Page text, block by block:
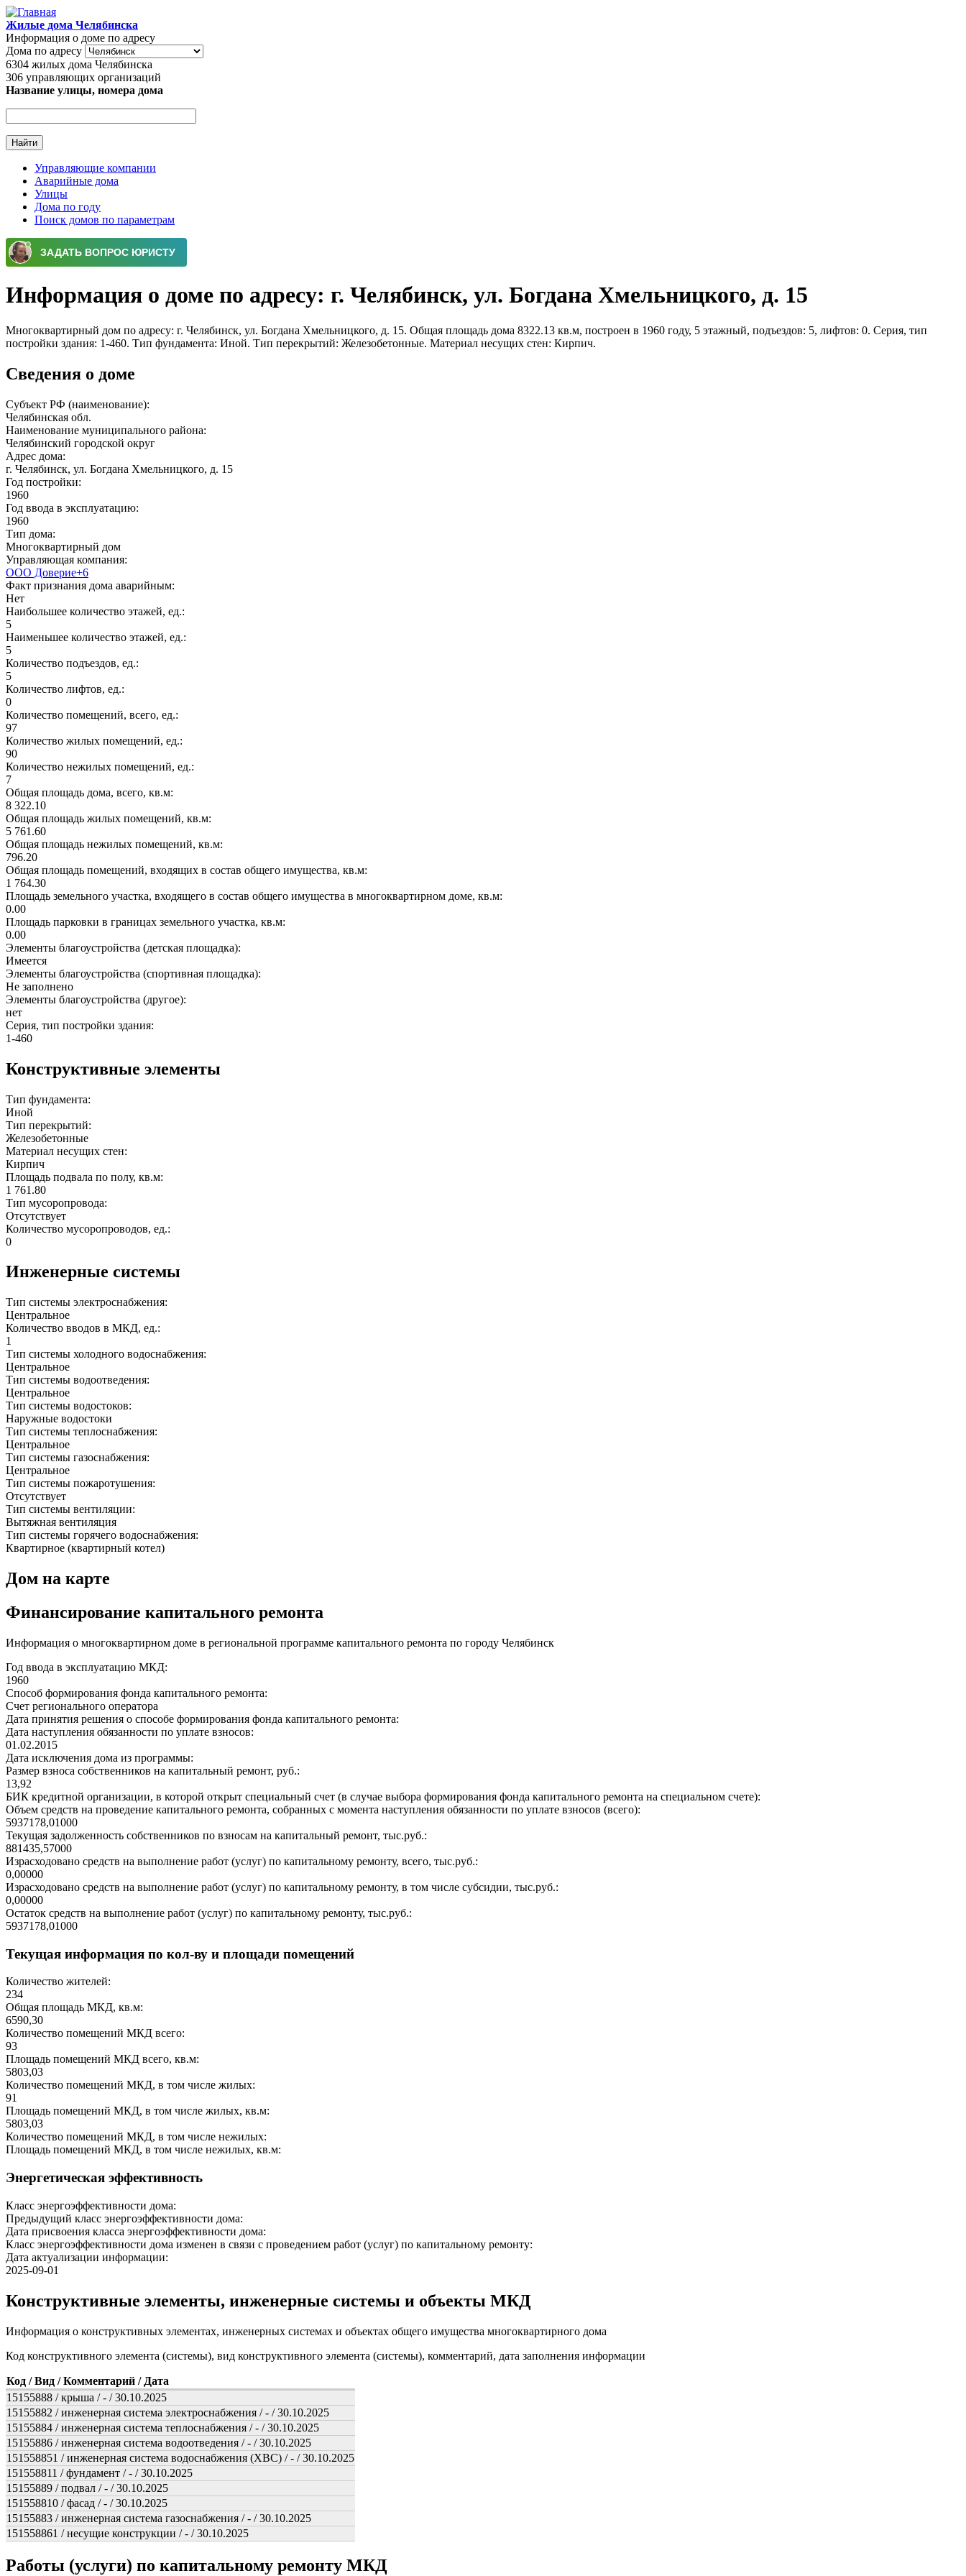
Перейти к основному содержанию
Жилые дома Челябинска
Информация о доме по адресу
Дома по адресу
6304 жилых дома Челябинска
306 управляющих организаций
Название улицы, номера дома
Главное меню
Управляющие компании
Аварийные дома
Улицы
Дома по году
Поиск домов по параметрам
Информация о доме по адресу: г. Челябинск, ул. Богдана Хмельницкого, д. 15
Многоквартирный дом по адресу: г. Челябинск, ул. Богдана Хмельницкого, д. 15. Общая площадь дома 8322.13 кв.м, построен в 1960 году, 5 этажный, подъездов: 5, лифтов: 0. Серия, тип
постройки здания: 1-460. Тип фундамента: Иной. Тип перекрытий: Железобетонные. Материал несущих стен: Кирпич.
Сведения о доме
Субъект РФ (наименование):
Челябинская обл.
Наименование муниципального района:
Челябинский городской округ
Адрес дома:
г. Челябинск, ул. Богдана Хмельницкого, д. 15
Год постройки:
1960
Год ввода в эксплуатацию:
1960
Тип дома:
Многоквартирный дом
Управляющая компания:
ООО Доверие+6
Факт признания дома аварийным:
Нет
Наибольшее количество этажей, ед.:
5
Наименьшее количество этажей, ед.:
5
Количество подъездов, ед.:
5
Количество лифтов, ед.:
0
Количество помещений, всего, ед.:
97
Количество жилых помещений, ед.:
90
Количество нежилых помещений, ед.:
7
Общая площадь дома, всего, кв.м:
8 322.10
Общая площадь жилых помещений, кв.м:
5 761.60
Общая площадь нежилых помещений, кв.м:
796.20
Общая площадь помещений, входящих в состав общего имущества, кв.м:
1 764.30
Площадь земельного участка, входящего в состав общего имущества в многоквартирном доме, кв.м:
0.00
Площадь парковки в границах земельного участка, кв.м:
0.00
Элементы благоустройства (детская площадка):
Имеется
Элементы благоустройства (спортивная площадка):
Не заполнено
Элементы благоустройства (другое):
нет
Серия, тип постройки здания:
1-460
Конструктивные элементы
Тип фундамента:
Иной
Тип перекрытий:
Железобетонные
Материал несущих стен:
Кирпич
Площадь подвала по полу, кв.м:
1 761.80
Тип мусоропровода:
Отсутствует
Количество мусоропроводов, ед.:
0
Инженерные системы
Тип системы электроснабжения:
Центральное
Количество вводов в МКД, ед.:
1
Тип системы холодного водоснабжения:
Центральное
Тип системы водоотведения:
Центральное
Тип системы водостоков:
Наружные водостоки
Тип системы теплоснабжения:
Центральное
Тип системы газоснабжения:
Центральное
Тип системы пожаротушения:
Отсутствует
Тип системы вентиляции:
Вытяжная вентиляция
Тип системы горячего водоснабжения:
Квартирное (квартирный котел)
Дом на карте
Финансирование капитального ремонта
Информация о многоквартирном доме в региональной программе капитального ремонта по городу Челябинск
Год ввода в эксплуатацию МКД:
1960
Способ формирования фонда капитального ремонта:
Счет регионального оператора
Дата принятия решения о способе формирования фонда капитального ремонта:
Дата наступления обязанности по уплате взносов:
01.02.2015
Дата исключения дома из программы:
Размер взноса собственников на капитальный ремонт, руб.:
13,92
БИК кредитной организации, в которой открыт специальный счет (в случае выбора формирования фонда капитального ремонта на специальном счете):
Объем средств на проведение капитального ремонта, собранных с момента наступления обязанности по уплате взносов (всего):
5937178,01000
Текущая задолженность собственников по взносам на капитальный ремонт, тыс.руб.:
881435,57000
Израсходовано средств на выполнение работ (услуг) по капитальному ремонту, всего, тыс.руб.:
0,00000
Израсходовано средств на выполнение работ (услуг) по капитальному ремонту, в том числе субсидии, тыс.руб.:
0,00000
Остаток средств на выполнение работ (услуг) по капитальному ремонту, тыс.руб.:
5937178,01000
Текущая информация по кол-ву и площади помещений
Количество жителей:
234
Общая площадь МКД, кв.м:
6590,30
Количество помещений МКД всего:
93
Площадь помещений МКД всего, кв.м:
5803,03
Количество помещений МКД, в том числе жилых:
91
Площадь помещений МКД, в том числе жилых, кв.м:
5803,03
Количество помещений МКД, в том числе нежилых:
Площадь помещений МКД, в том числе нежилых, кв.м:
Энергетическая эффективность
Класс энергоэффективности дома:
Предыдущий класс энергоэффективности дома:
Дата присвоения класса энергоэффективности дома:
Класс энергоэффективности дома изменен в связи с проведением работ (услуг) по капитальному ремонту:
Дата актуализации информации:
2025-09-01
Конструктивные элементы, инженерные системы и объекты МКД
Информация о конструктивных элементах, инженерных системах и объектах общего имущества многоквартирного дома
Код конструктивного элемента (системы), вид конструктивного элемента (системы), комментарий, дата заполнения информации
Код / Вид / Комментарий / Дата
15155888 / крыша / - / 30.10.2025
15155882 / инженерная система электроснабжения / - / 30.10.2025
15155884 / инженерная система теплоснабжения / - / 30.10.2025
15155886 / инженерная система водоотведения / - / 30.10.2025
151558851 / инженерная система водоснабжения (ХВС) / - / 30.10.2025
151558811 / фундамент / - / 30.10.2025
15155889 / подвал / - / 30.10.2025
151558810 / фасад / - / 30.10.2025
15155883 / инженерная система газоснабжения / - / 30.10.2025
151558861 / несущие конструкции / - / 30.10.2025
Работы (услуги) по капитальному ремонту МКД